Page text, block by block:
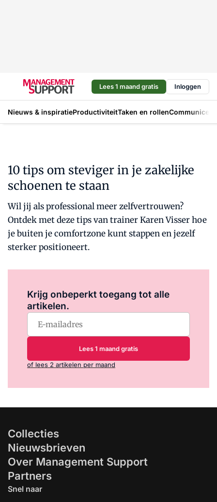
Lees 1 maand gratis Inloggen
Nieuws & inspiratieProductiviteitTaken en rollen
10 tips om steviger in je zakelijke
schoenen te staan
Wil jij als professional meer zelfvertrouwen?
Ontdek met deze tips van trainer Karen Visser hoe
je buiten je comfortzone kunt stappen en jezelf
sterker positioneert.
Krijg onbeperkt toegang tot alle
artikelen.
Lees 1 maand gratis
of lees 2 artikelen per maand
Collecties
Nieuwsbrieven
Over Management Support
Partners
Snel naar